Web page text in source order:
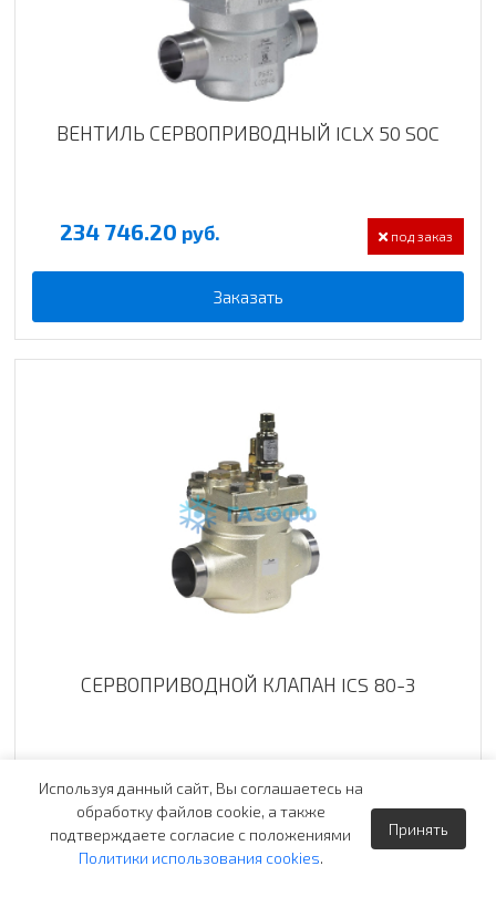
ВЕНТИЛЬ СЕРВОПРИВОДНЫЙ ICLX 50 SOC
234 746.20 руб. под заказ
Заказать
СЕРВОПРИВОДНОЙ КЛАПАН ICS 80-3
169 240.10руб.
Заказать
Используя данный сайт, Вы соглашаетесь на
обработку файлов cookie, а также
подтверждаете согласие с положениями
Политики использования cookies.
Принять